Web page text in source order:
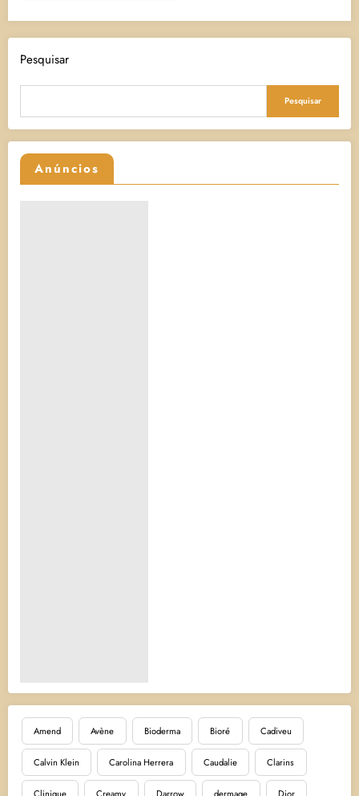
Pesquisar
Pesquisar
Anúncios
Amend Avène Bioderma Bioré Cadiveu
Calvin Klein Carolina Herrera Caudalie Clarins
Clinique Creamy Darrow dermage Dior